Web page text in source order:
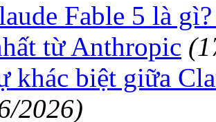
Fable 5 là
từ Anthropic
khác biệt giữa
2026)